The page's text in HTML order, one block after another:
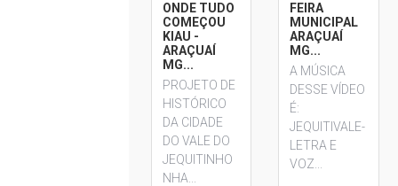
ONDE TUDO
COMEÇOU
KIAU -
ARAÇUAÍ
MG...
PROJETO DE
HISTÓRICO
DA CIDADE
DO VALE DO
JEQUITINHO
NHA...
FEIRA
MUNICIPAL
ARAÇUAÍ
MG...
A MÚSICA
DESSE VÍDEO
É:
JEQUITIVALE-
LETRA E
VOZ...